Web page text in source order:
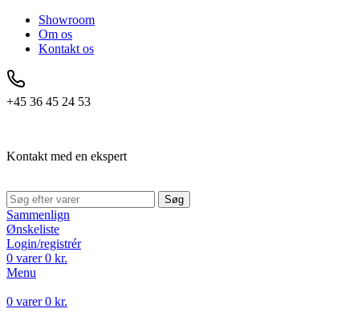
Showroom
Om os
Kontakt os
+45 36 45 24 53
Kontakt med en ekspert
Søg
Sammenlign
Ønskeliste
Login/registrér
0 varer 0 kr.
Menu
0 varer 0 kr.